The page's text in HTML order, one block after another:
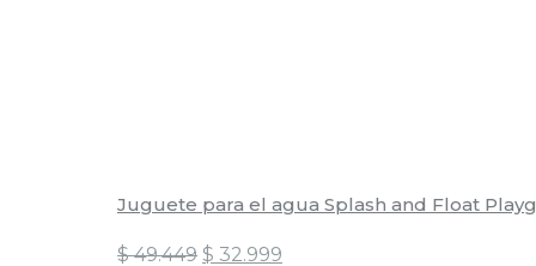
Juguete para el agua Splash and Float
$49.449 El
$ 32.999